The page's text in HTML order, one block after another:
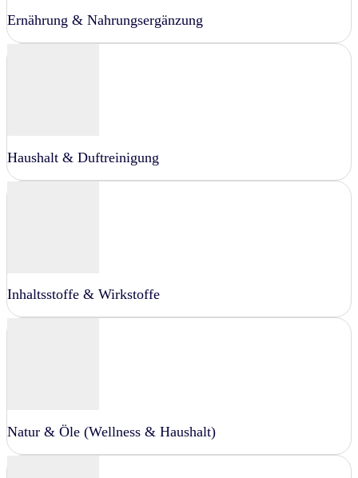
Ernährung & Nahrungsergänzung
Haushalt & Duftreinigung
Inhaltsstoffe & Wirkstoffe
Natur & Öle (Wellness & Haushalt)